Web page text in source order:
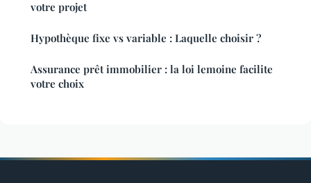
votre projet
Hypothèque fixe vs variable : Laquelle choisir ?
Assurance prêt immobilier : la loi lemoine facilite
votre choix